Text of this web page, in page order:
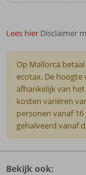
Lees hier Disclaimer
Op Mallorca
ecotax. De hoogte
afhankelijk van
kosten variëren
personen vanaf
gehalveerd vanaf
zijn
Bekijk ook: